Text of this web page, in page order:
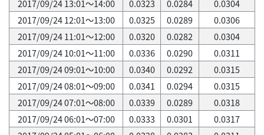
2017/09/24 13:01～14:00
0.0323 0.0284
0.0304
2017/09/24 12:01～13:00
0.0325 0.0289
0.0306
2017/09/24 11:01～12:00
0.0320 0.0282
0.0304
2017/09/24 10:01～11:00
0.0336 0.0290
0.0311
2017/09/24 09:01～10:00
0.0340 0.0292
0.0315
2017/09/24 08:01～09:00
0.0341 0.0294
0.0315
2017/09/24 07:01～08:00
0.0339 0.0289
0.0318
2017/09/24 06:01～07:00
0.0333 0.0301
0.0317